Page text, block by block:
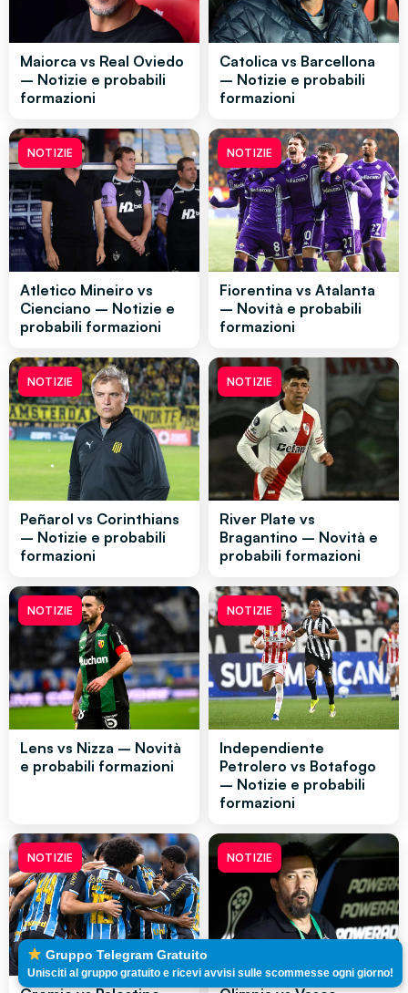
Maiorca vs Real Oviedo
– Notizie e probabili
formazioni
Catolica vs Barcellona
– Notizie e probabili
formazioni
NOTIZIE
Atletico Mineiro vs
Cienciano – Notizie e
probabili formazioni
NOTIZIE
Fiorentina vs Atalanta
– Novità e probabili
formazioni
NOTIZIE
Peñarol vs Corinthians
– Notizie e probabili
formazioni
NOTIZIE
River Plate vs
Bragantino – Novità e
probabili formazioni
NOTIZIE
Lens vs Nizza – Novità
e probabili formazioni
NOTIZIE
Independiente
Petrolero vs Botafogo
– Notizie e probabili
formazioni
NOTIZIE NOTIZIE
Gruppo Telegram Gratuito
Unisciti al gruppo gratuito e ricevi avvisi sulle scommesse ogni giorno!